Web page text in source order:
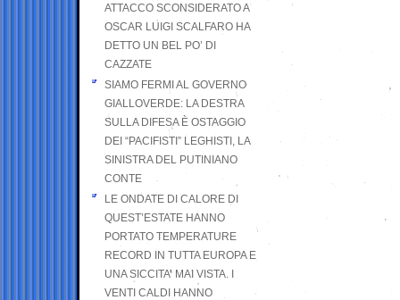
ATTACCO SCONSIDERATO A
OSCAR LUIGI SCALFARO HA
DETTO UN BEL PO’ DI
CAZZATE
SIAMO FERMI AL GOVERNO
GIALLOVERDE: LA DESTRA
SULLA DIFESA È OSTAGGIO
DEI “PACIFISTI” LEGHISTI, LA
SINISTRA DEL PUTINIANO
CONTE
LE ONDATE DI CALORE DI
QUEST’ESTATE HANNO
PORTATO TEMPERATURE
RECORD IN TUTTA EUROPA E
UNA SICCITA’ MAI VISTA. I
VENTI CALDI HANNO